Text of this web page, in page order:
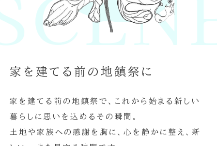
家を建てる前の地鎮祭に
家を建てる前の地鎮祭で、これから始まる新しい
暮らしに思いを込めるその瞬間。
土地や家族への感謝を胸に、心を静かに整え、新